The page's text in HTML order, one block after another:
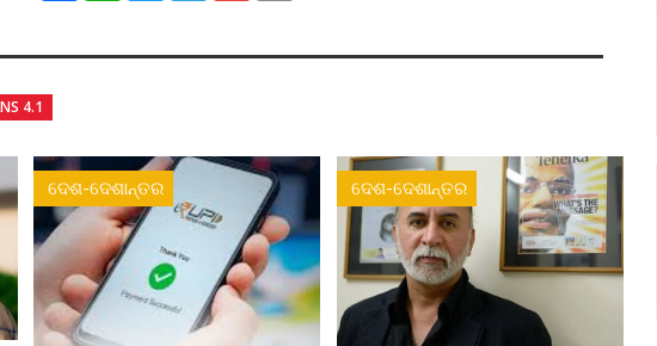
4.1
ଦେଶ-ଦେଶାନ୍ତର ଦେଶ-ଦେଶାନ୍ତର